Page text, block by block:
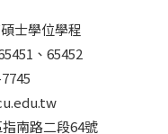
士學位學程
、65452
南路二段64號